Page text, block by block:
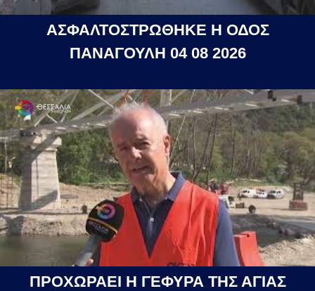
ΑΣΦΑΛΤΟΣΤΡΩΘΗΚΕ Η ΟΔΟΣ
ΠΑΝΑΓΟΥΛΗ 04 08 2026
ΠΡΟΧΩΡΑΕΙ Η ΓΕΦΥΡΑ ΤΗΣ ΑΓΙΑΣ